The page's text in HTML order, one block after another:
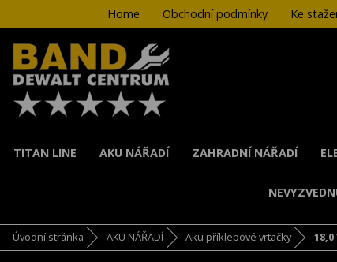
Home Obchodní podmínky Ke
TITAN LINE AKU NÁŘADÍ ZAHRADNÍ NÁŘADÍ
Úvodní stránka AKU NÁŘADÍ Aku příklepové vrtačky 18,0